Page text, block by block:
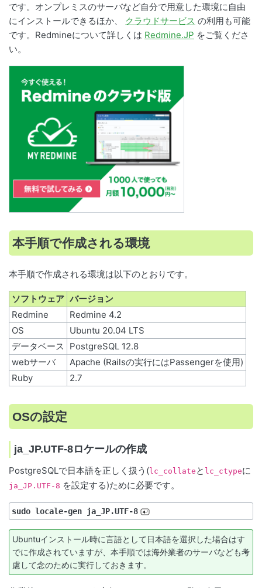
です。オンプレミスのサーバなど自分で用意した環境に自由
にインストールできるほか、
クラウドサービス の利用も可能
です。Redmineについて詳しくは Redmine.JP をご覧くださ
い。
本手順で作成される環境
本手順で作成される環境は以下のとおりです。
ソフトウェア バージョン
Redmine
Redmine 4.2
OS
Ubuntu 20.04 LTS
データベース
PostgreSQL 12.8
webサーバ
Apache (Railsの実行にはPassengerを使用)
Ruby
2.7
OSの設定
ja_JP.UTF-8ロケールの作成
PostgreSQLで日本語を正しく扱う( lc_collate と lc_ctypeに
ja_JP.UTF-8 を設定する)ために必要です。
sudo locale-gen ja_JP.UTF-8
Ubuntuインストール時に言語として日本語を選択した場合はす
でに作成されていますが、本手順では海外業者のサーバなども考
慮して念のために実行しておきます。